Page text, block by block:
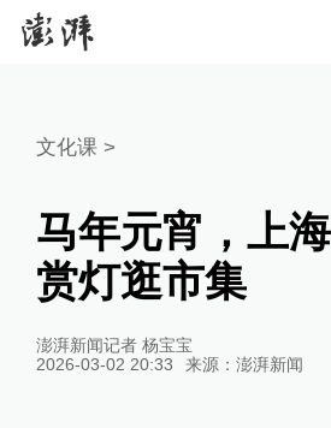
文化课>
马年元宵，上
赏灯逛市集
澎湃新闻记者 杨宝宝
2026-03-02 20:33
来源： 澎湃新闻